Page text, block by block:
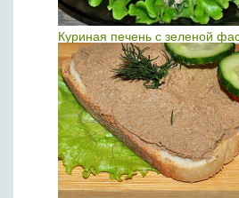
Куриная печень с зеленой